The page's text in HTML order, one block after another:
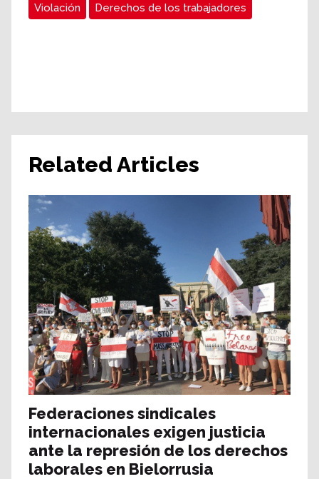
Violación Derechos de los trabajadores
Related Articles
Federaciones sindicales
internacionales exigen justicia
ante la represión de los derechos
laborales en Bielorrusia